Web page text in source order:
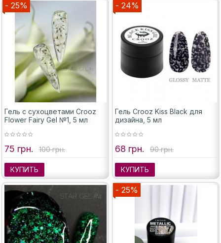
- 25%
Гель с сухоцветами Crooz
Flower Fairy Gel №1, 5 мл
75 грн. 100 грн.
КУПИТЬ
- 24%
Гель Crooz Kiss Black для
дизайна, 5 мл
68 грн. 90 грн.
КУПИТЬ
- 25%